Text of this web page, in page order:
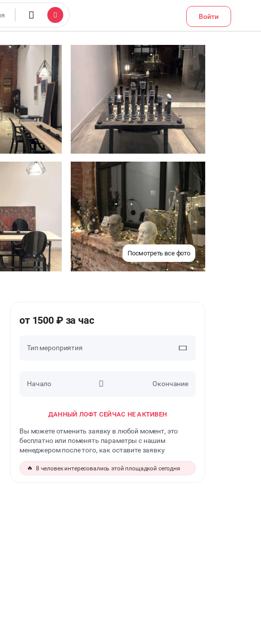
Войти
Посмотреть все фото
от 1500 ₽ за час
Тип мероприятия
ДЕНЬ РОЖДЕНИЯ
ДЕВИЧНИК
ДЕЛОВЫЕ МЕРОПРИЯТИЯ
Начало Окончание
ДАННЫЙ ЛОФТ СЕЙЧАС НЕ АКТИВЕН
Вы можете отменить заявку в любой момент, это
бесплатно или поменять параметры с нашим
менеджером после того, как оставите заявку
🔥 8 человек интересовались этой площадкой сегодня